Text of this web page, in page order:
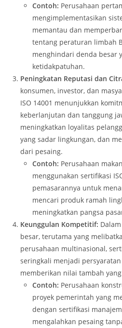
Contoh: Perusahaan
mengimplementasikan
memantau dan
tentang peraturan limbah
menghindari denda besar
ketidakpatuhan.
Peningkatan Reputasi dan
konsumen, investor, dan
ISO 14001 menunjukkan
keberlanjutan dan tanggung
meningkatkan loyalitas
yang sadar lingkungan, dan
dari pesaing.
Contoh: Perusahaan
menggunakan sertifikasi
pemasarannya untuk
mencari produk ramah
meningkatkan pangsa
Keunggulan Kompetitif:
besar, terutama yang
perusahaan multinasional,
seringkali menjadi
memberikan nilai tambah
Contoh: Perusahaan
proyek pemerintah yang
dengan sertifikasi
mengalahkan pesaing